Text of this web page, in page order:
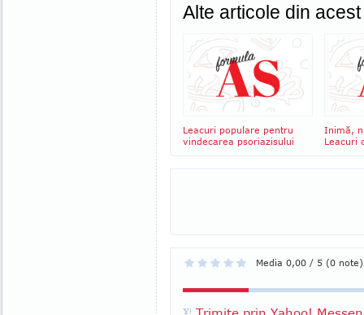
Alte articole din
Leacuri populare pentru
vindecarea psoriazisului
Inimă,
Leacuri
Media 0,00 / 5 (0 note)